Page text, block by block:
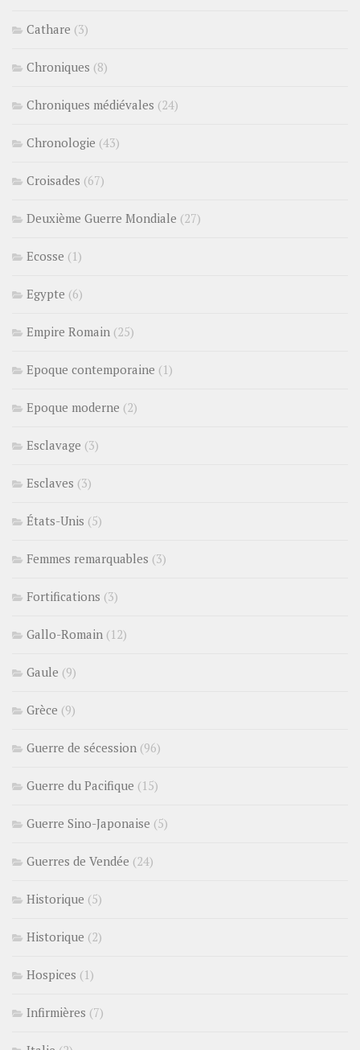
Cathare (3)
Chroniques (8)
Chroniques médiévales (24)
Chronologie (43)
Croisades (67)
Deuxième Guerre Mondiale (27)
Ecosse (1)
Egypte (6)
Empire Romain (25)
Epoque contemporaine (1)
Epoque moderne (2)
Esclavage (3)
Esclaves (3)
États-Unis (5)
Femmes remarquables (3)
Fortifications (3)
Gallo-Romain (12)
Gaule (9)
Grèce (9)
Guerre de sécession (96)
Guerre du Pacifique (15)
Guerre Sino-Japonaise (5)
Guerres de Vendée (24)
Historique (5)
Historique (2)
Hospices (1)
Infirmières (7)